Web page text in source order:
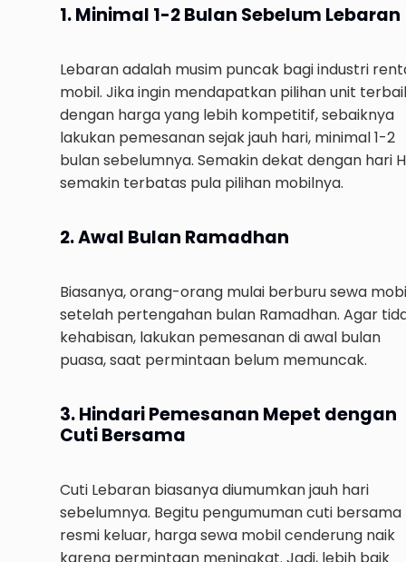
1. Minimal 1-2 Bulan Sebelum Lebaran
Lebaran adalah musim puncak bagi industri
mobil. Jika ingin mendapatkan pilihan unit
dengan harga yang lebih kompetitif, sebaiknya
lakukan pemesanan sejak jauh hari, minimal 1-2
bulan sebelumnya. Semakin dekat dengan hari
semakin terbatas pula pilihan mobilnya.
2. Awal Bulan Ramadhan
Biasanya, orang-orang mulai berburu sewa
setelah pertengahan bulan Ramadhan. Agar
kehabisan, lakukan pemesanan di awal bulan
puasa, saat permintaan belum memuncak.
3. Hindari Pemesanan Mepet dengan
Cuti Bersama
Cuti Lebaran biasanya diumumkan jauh hari
sebelumnya. Begitu pengumuman cuti bersama
resmi keluar, harga sewa mobil cenderung naik